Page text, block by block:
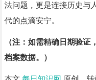
法问题，更是连接历史与
代的点滴安宁。
（注：如需精确日期验证
档案数据。）